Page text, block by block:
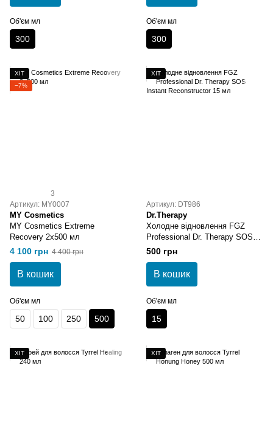
Об'єм мл
300
Об'єм мл
300
ХІТ
−7%
3
Артикул: MY0007
MY Cosmetics
MY Cosmetics Extreme
Recovery 2x500 мл
4 100 грн 4 400 грн
В кошик
Об'єм мл
50 100 250 500
ХІТ
Артикул: DT986
Dr.Therapy
Холодне відновлення FGZ
Professional Dr. Therapy SOS
Instant Reconstructor 15 мл
500 грн
В кошик
Об'єм мл
15
ХІТ ХІТ